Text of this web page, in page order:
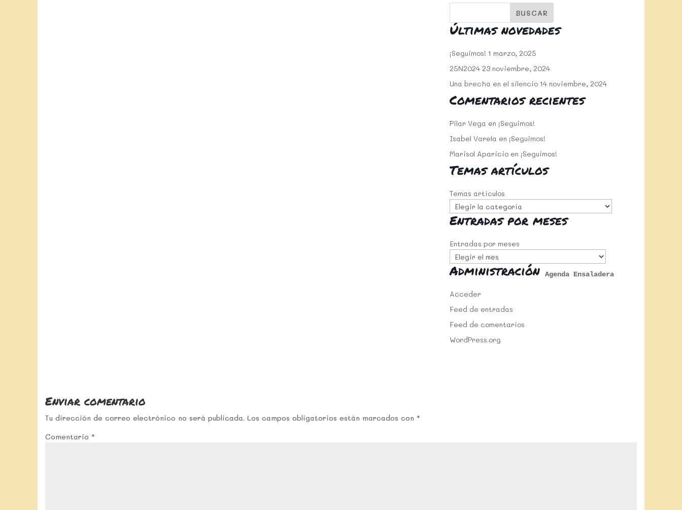
Últimas novedades
¡Seguimos! 1 marzo, 2025
25N2024 23 noviembre, 2024
Una brecha en el silencio 14 noviembre, 2024
Comentarios recientes
Pilar Vega en ¡Seguimos!
Isabel Varela en ¡Seguimos!
Marisol Aparicio en ¡Seguimos!
Temas artículos
Temas artículos
Entradas por meses
Entradas por meses
Administración
Acceder
Feed de entradas
Feed de comentarios
WordPress.org
Agenda Ensaladera
Enviar comentario
Tu dirección de correo electrónico no será publicada. Los campos obligatorios están marcados con *
Comentario *